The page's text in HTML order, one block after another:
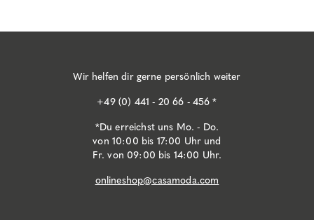
Wir helfen dir gerne persönlich weiter
+49 (0) 441 - 20 66 - 456 *
*Du erreichst uns Mo. - Do.
von 10:00 bis 17:00 Uhr und
Fr. von 09:00 bis 14:00 Uhr.
onlineshop@casamoda.com